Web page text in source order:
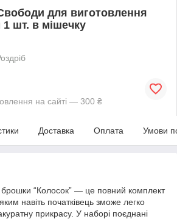
для виготовлення
шт. в мішечку
на сайті — 300 ₴
Доставка Оплата Умови
“Колосок” — це повний комплект
навіть початківець зможе легко
прикрасу. У наборі поєднані